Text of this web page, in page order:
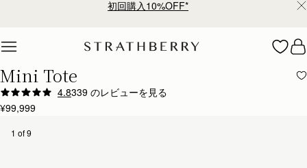
初回購入10%OFF*
Mini Tote
4.8339 のレビューを見る
¥99,999
1 of 9